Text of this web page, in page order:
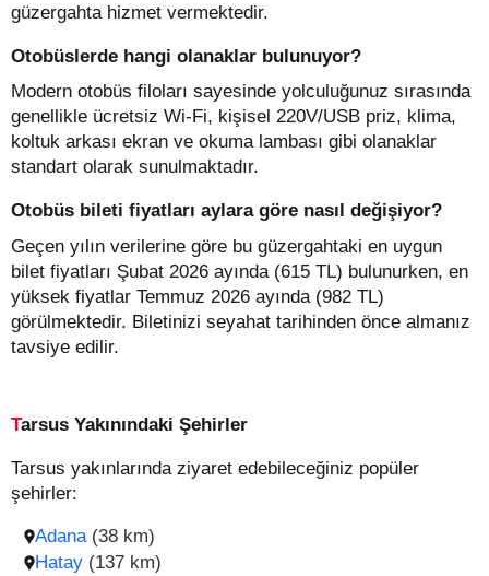
güzergahta hizmet vermektedir.
Otobüslerde hangi olanaklar bulunuyor?
Modern otobüs filoları sayesinde yolculuğunuz sırasında
genellikle ücretsiz Wi-Fi, kişisel 220V/USB priz, klima,
koltuk arkası ekran ve okuma lambası gibi olanaklar
standart olarak sunulmaktadır.
Otobüs bileti fiyatları aylara göre nasıl değişiyor?
Geçen yılın verilerine göre bu güzergahtaki en uygun
bilet fiyatları Şubat 2026 ayında (615 TL) bulunurken, en
yüksek fiyatlar Temmuz 2026 ayında (982 TL)
görülmektedir. Biletinizi seyahat tarihinden önce almanız
tavsiye edilir.
Tarsus Yakınındaki Şehirler
Tarsus yakınlarında ziyaret edebileceğiniz popüler
şehirler:
Adana (38 km)
Hatay (137 km)